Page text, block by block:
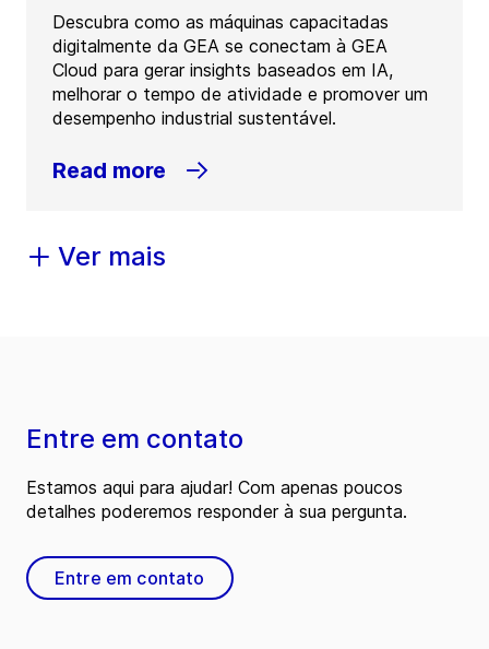
Descubra como as máquinas capacitadas
digitalmente da GEA se conectam à GEA
Cloud para gerar insights baseados em IA,
melhorar o tempo de atividade e promover um
desempenho industrial sustentável.
Read more
Ver mais
Entre em contato
Estamos aqui para ajudar! Com apenas poucos
detalhes poderemos responder à sua pergunta.
Entre em contato